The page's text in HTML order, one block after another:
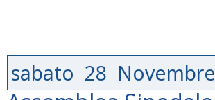
sabato 28 Novembre